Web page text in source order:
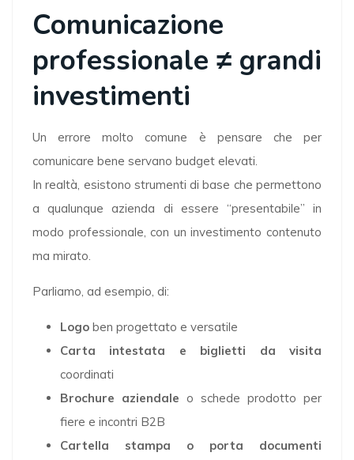
Comunicazione
professionale ≠ grandi
investimenti
Un errore molto comune è pensare che per
comunicare bene servano budget elevati.
In realtà, esistono strumenti di base che permettono
a qualunque azienda di essere “presentabile” in
modo professionale, con un investimento contenuto
ma mirato.
Parliamo, ad esempio, di:
Logo ben progettato e versatile
Carta intestata e biglietti da visita
coordinati
Brochure aziendale o schede prodotto per
fiere e incontri B2B
Cartella stampa o porta documenti